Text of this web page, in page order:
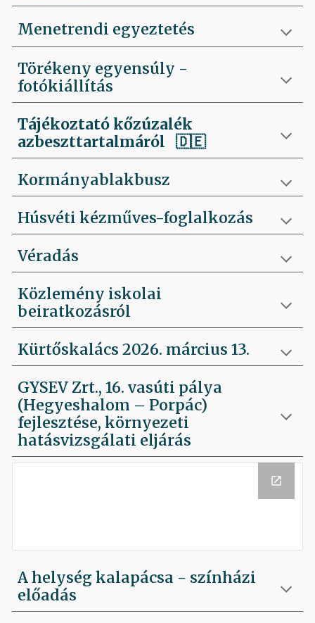
Menetrendi egyeztetés
Törékeny egyensúly -
fotókiállítás
Tájékoztató kőzúzalék
azbeszttartalmáról 🇩🇪
Kormányablakbusz
Húsvéti kézműves-foglalkozás
Véradás
Közlemény iskolai
beiratkozásról
Kürtőskalács 2026. március 13.
GYSEV Zrt., 16. vasúti pálya
(Hegyeshalom – Porpác)
fejlesztése, környezeti
hatásvizsgálati eljárás
A helység kalapácsa - színházi
előadás